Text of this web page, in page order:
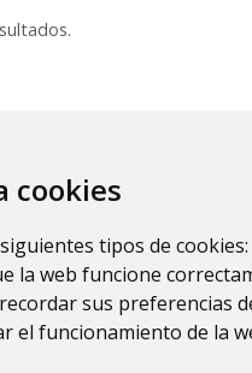
cookies
tipos de cookies:
la web funcione
sus preferencias
el funcionamiento de la